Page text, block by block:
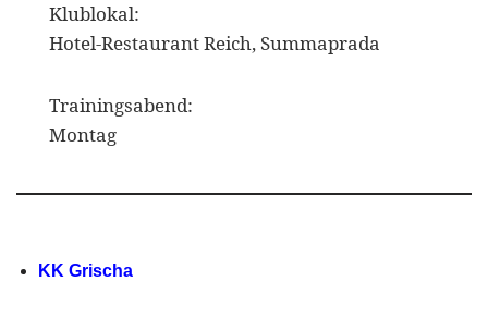
Klublokal:
Hotel-Restaurant Reich, Summaprada
Trainingsabend:
Montag
KK Grischa